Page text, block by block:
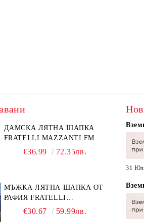
ДАМСКА ЛЯТНА ШАПКА
FRATELLI MAZZANTI FM
6774, НАТУРАЛЕН/ЖЪЛТО
€36.99 72.35лв.
МЪЖКА ЛЯТНА ШАПКА ОТ
РАФИЯ FRATELLI
MAZZANTI FM 7932,
€30.67 59.99лв.
31